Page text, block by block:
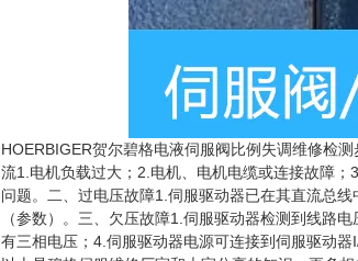
HOERBIGER贺尔碧格电液伺服阀比例失调维修检
流1.电机负载过大；2.电机、电机电缆或连接故障
问题。二、过电压故障1.伺服驱动器已在其直流总
（参数）。三、欠压故障1.伺服驱动器检测到线路
有三相电压；4.伺服驱动器电源可连接到伺服驱动